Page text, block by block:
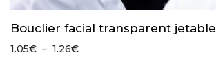
Bouclier facial transparent jetable
1.05€ – 1.26€Plage